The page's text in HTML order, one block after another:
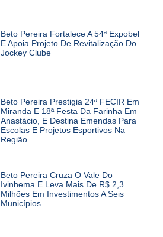
Beto Pereira Fortalece A 54ª Expobel
E Apoia Projeto De Revitalização Do
Jockey Clube
Beto Pereira Prestigia 24ª FECIR Em
Miranda E 18ª Festa Da Farinha Em
Anastácio, E Destina Emendas Para
Escolas E Projetos Esportivos Na
Região
Beto Pereira Cruza O Vale Do
Ivinhema E Leva Mais De R$ 2,3
Milhões Em Investimentos A Seis
Municípios